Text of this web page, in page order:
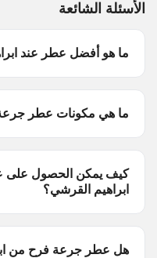
الأسئلة الشائعة
ما هو أفضل عطر عند
ما هي مكونات عطر
كيف يمكن الحصول على
ابراهيم القرشي؟
هل عطر جرعة فرح من